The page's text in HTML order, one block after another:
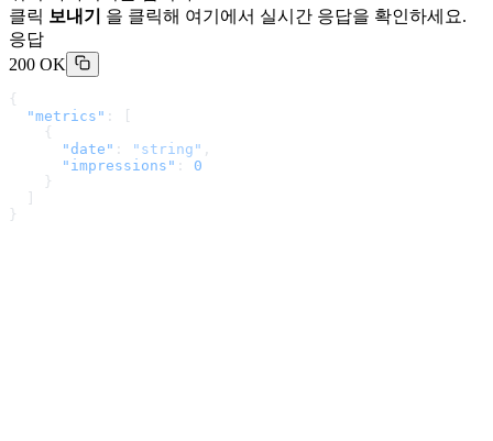
클릭 보내기
을 클릭해 여기에서 실시간 응답을 확인하세요.
응답
200 OK
{
  "metrics"
: [
    {
      "date"
: "string" ,
      "impressions"
: 0
    }
}